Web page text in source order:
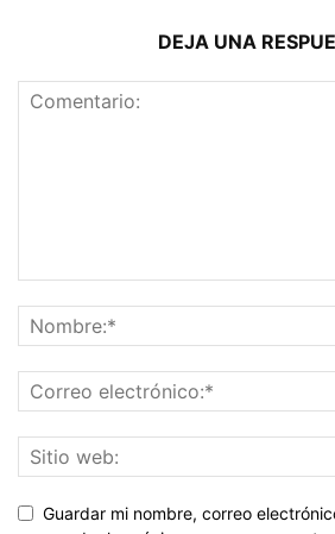
DEJA UNA
Guardar mi nombre, correo